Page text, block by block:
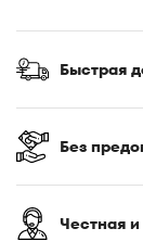
170x200
180x180
180x190
180x195
180x210
Быстрая
Без
Честная